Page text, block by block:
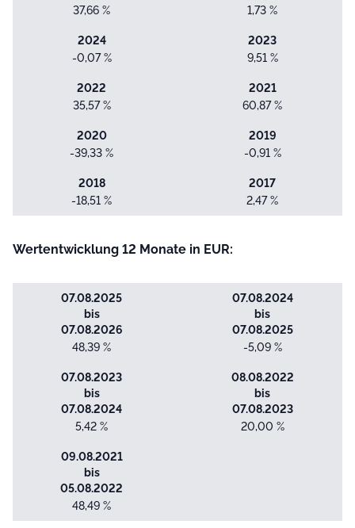
37,66 %
1,73 %
2024
-0,07 %
2023
9,51 %
2022
35,57 %
2021
60,87 %
2020
-39,33 %
2019
-0,91 %
2018
-18,51 %
2017
2,47 %
Wertentwicklung 12 Monate in EUR:
07.08.2025
bis
07.08.2026
48,39 %
07.08.2024
bis
07.08.2025
-5,09 %
07.08.2023
bis
07.08.2024
5,42 %
08.08.2022
bis
07.08.2023
20,00 %
09.08.2021
bis
05.08.2022
48,49 %